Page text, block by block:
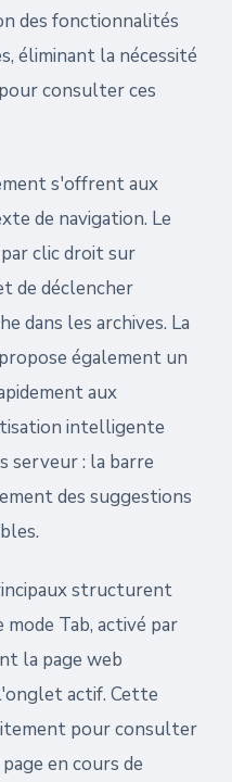
des fonctionnalités
éliminant la nécessité
consulter ces
s'offrent aux
de navigation. Le
clic droit sur
de déclencher
dans les archives. La
également un
aux
intelligente
serveur : la barre
des suggestions
structurent
Tab, activé par
la page web
actif. Cette
pour consulter
en cours de